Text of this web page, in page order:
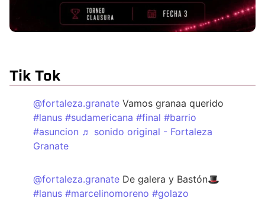
Tik Tok
@fortaleza.granate Vamos granaa querido
#lanus #sudamericana #final #barrio
#asuncion ♬ sonido original - Fortaleza
Granate
@fortaleza.granate De galera y Bastón🎩
#lanus #marcelinomoreno #golazo